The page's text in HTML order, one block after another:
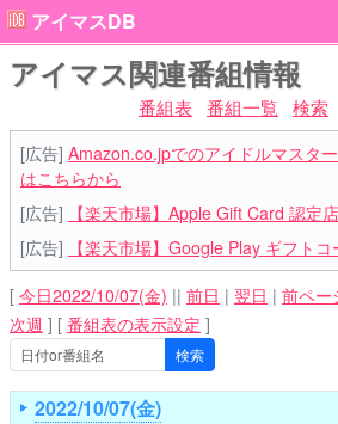
アイマスDB
アイマス関連番組情報
番組表 番組一覧 検索
[広告] Amazon.co.jpでのアイドルマスタ
はこちらから
[広告]
【楽天市場】Apple Gift Card 認定店
[広告]
【楽天市場】Google Play ギフト
[ 今日2022/10/07(金) || 前日 | 翌日 | 前ペー
次週 ] [ 番組表の表示設定 ]
2022/10/07(金)